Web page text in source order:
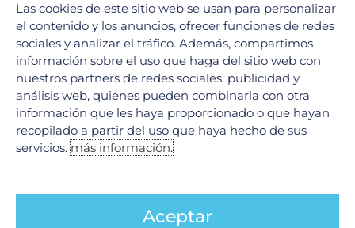
diciembre 2020
noviembre 2020
octubre 2020
septiembre 2020
agosto 2020
junio 2020
mayo 2020
Las cookies de este sitio web se usan para personalizar
el contenido y los anuncios, ofrecer funciones de redes
sociales y analizar el tráfico. Además, compartimos
información sobre el uso que haga del sitio web con
nuestros partners de redes sociales, publicidad y
análisis web, quienes pueden combinarla con otra
información que les haya proporcionado o que hayan
recopilado a partir del uso que haya hecho de sus
servicios.más información.
Aceptar